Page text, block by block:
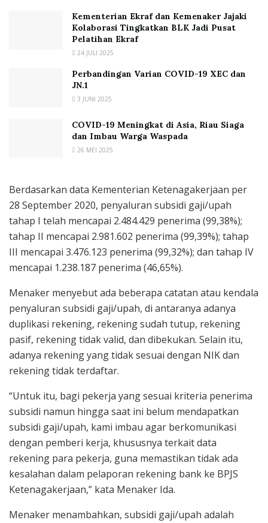
Kementerian Ekraf dan Kemenaker Jajaki
Kolaborasi Tingkatkan BLK Jadi Pusat
Pelatihan Ekraf
24 JULI 2025
Perbandingan Varian COVID-19 XEC dan
JN.1
3 JUNI 2025
COVID-19 Meningkat di Asia, Riau Siaga
dan Imbau Warga Waspada
26 MEI 2025
Berdasarkan data Kementerian Ketenagakerjaan per
28 September 2020, penyaluran subsidi gaji/upah
tahap I telah mencapai 2.484.429 penerima (99,38%);
tahap II mencapai 2.981.602 penerima (99,39%); tahap
III mencapai 3.476.123 penerima (99,32%); dan tahap IV
mencapai 1.238.187 penerima (46,65%).
Menaker menyebut ada beberapa catatan atau kendala
penyaluran subsidi gaji/upah, di antaranya adanya
duplikasi rekening, rekening sudah tutup, rekening
pasif, rekening tidak valid, dan dibekukan. Selain itu,
adanya rekening yang tidak sesuai dengan NIK dan
rekening tidak terdaftar.
“Untuk itu, bagi pekerja yang sesuai kriteria penerima
subsidi namun hingga saat ini belum mendapatkan
subsidi gaji/upah, kami imbau agar berkomunikasi
dengan pemberi kerja, khususnya terkait data
rekening para pekerja, guna memastikan tidak ada
kesalahan dalam pelaporan rekening bank ke BPJS
Ketenagakerjaan,” kata Menaker Ida.
Menaker menambahkan, subsidi gaji/upah adalah